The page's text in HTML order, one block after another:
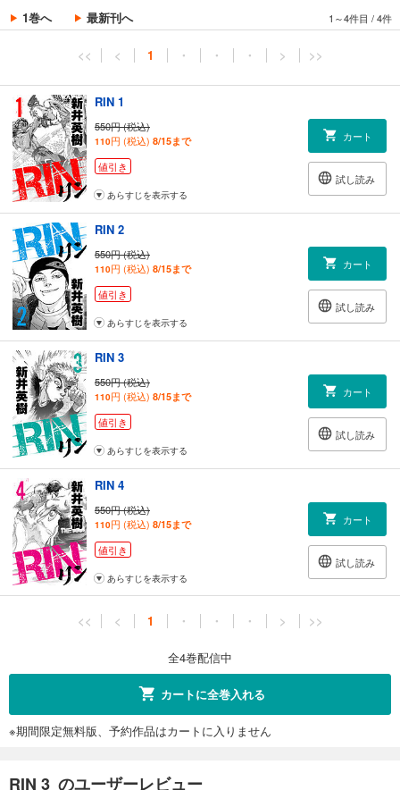
1巻へ 最新刊へ 1～4件目 /4件
<< < 1 ・ ・ ・ > >>
RIN 1
550円 (税込)
110円 (税込) 8/15まで
値引き
カート
試し読み
あらすじを表示する
RIN 2
550円 (税込)
110円 (税込) 8/15まで
値引き
カート
試し読み
あらすじを表示する
RIN 3
550円 (税込)
110円 (税込) 8/15まで
値引き
カート
試し読み
あらすじを表示する
RIN 4
550円 (税込)
110円 (税込) 8/15まで
値引き
カート
試し読み
あらすじを表示する
<< < 1 ・ ・ ・ > >>
全4巻配信中
カートに全巻入れる
※期間限定無料版、予約作品はカートに入りません
RIN 3 のユーザーレビュー